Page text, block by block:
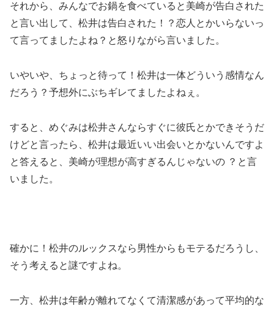
それから、みんなでお鍋を食べていると美崎が告白された
と言い出して、松井は告白された！？恋人とかいらないっ
て言ってましたよね？と怒りながら言いました。
いやいや、ちょっと待って！松井は一体どういう感情なん
だろう？予想外にぶちギレてましたよねぇ。
すると、めぐみは松井さんならすぐに彼氏とかできそうだ
けどと言ったら、松井は最近いい出会いとかないんですよ
と答えると、美崎が理想が高すぎるんじゃないの ？と言
いました。
確かに！松井のルックスなら男性からもモテるだろうし、
そう考えると謎ですよね。
一方、松井は年齢が離れてなくて清潔感があって平均的な